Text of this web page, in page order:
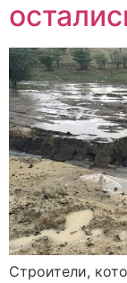
Строители,